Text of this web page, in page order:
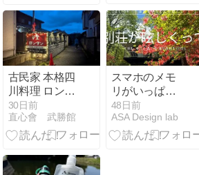
古民家 本格四
川料理 ロンタ
ン 蓉堂 ～岸和
田～
30日前
直心會 武勝館
スマホのメモ
リがいっぱい
過ぎて動かな
く。
48日前
ASA Design lab